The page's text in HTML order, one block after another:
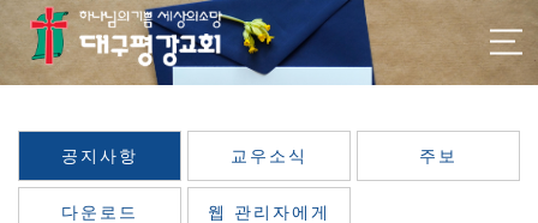
공지사항 교우소식 주보
다운로드 웹 관리자에게